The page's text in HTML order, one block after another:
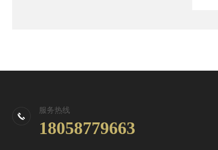
服务热线
18058779663